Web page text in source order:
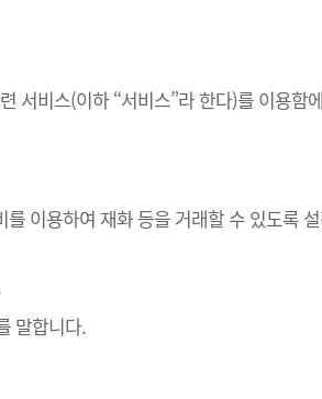
서비스(이하 “서비스”라 한다)를 이용함
이용하여 재화 등을 거래할 수 있도록
말합니다.